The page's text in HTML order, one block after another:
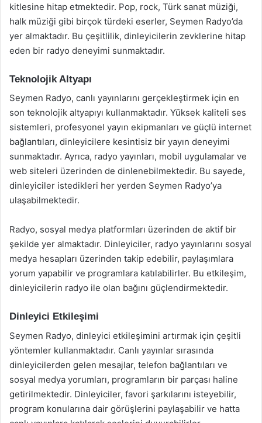
kitlesine hitap etmektedir. Pop, rock, Türk sanat müziği,
halk müziği gibi birçok türdeki eserler, Seymen Radyo’da
yer almaktadır. Bu çeşitlilik, dinleyicilerin zevklerine hitap
eden bir radyo deneyimi sunmaktadır.
Teknolojik Altyapı
Seymen Radyo, canlı yayınlarını gerçekleştirmek için en
son teknolojik altyapıyı kullanmaktadır. Yüksek kaliteli ses
sistemleri, profesyonel yayın ekipmanları ve güçlü internet
bağlantıları, dinleyicilere kesintisiz bir yayın deneyimi
sunmaktadır. Ayrıca, radyo yayınları, mobil uygulamalar ve
web siteleri üzerinden de dinlenebilmektedir. Bu sayede,
dinleyiciler istedikleri her yerden Seymen Radyo’ya
ulaşabilmektedir.
Radyo, sosyal medya platformları üzerinden de aktif bir
şekilde yer almaktadır. Dinleyiciler, radyo yayınlarını sosyal
medya hesapları üzerinden takip edebilir, paylaşımlara
yorum yapabilir ve programlara katılabilirler. Bu etkileşim,
dinleyicilerin radyo ile olan bağını güçlendirmektedir.
Dinleyici Etkileşimi
Seymen Radyo, dinleyici etkileşimini artırmak için çeşitli
yöntemler kullanmaktadır. Canlı yayınlar sırasında
dinleyicilerden gelen mesajlar, telefon bağlantıları ve
sosyal medya yorumları, programların bir parçası haline
getirilmektedir. Dinleyiciler, favori şarkılarını isteyebilir,
program konularına dair görüşlerini paylaşabilir ve hatta